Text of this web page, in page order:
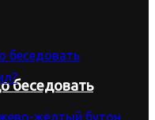
беседовать